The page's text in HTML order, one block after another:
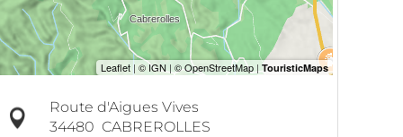
Route d'Aigues Vives
34480 CABREROLLES